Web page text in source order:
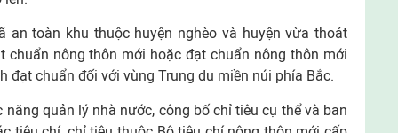
an toàn khu thuộc huyện nghèo và huyện vừa thoát
chuẩn nông thôn mới hoặc đạt chuẩn nông thôn mới
đạt chuẩn đối với vùng Trung du miền núi phía Bắc.
quản lý nhà nước, công bố chỉ tiêu cụ thể và ban